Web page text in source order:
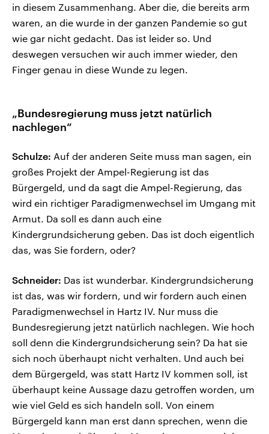
in diesem Zusammenhang. Aber die, die bereits arm
waren, an die wurde in der ganzen Pandemie so gut
wie gar nicht gedacht. Das ist leider so. Und
deswegen versuchen wir auch immer wieder, den
Finger genau in diese Wunde zu legen.
„Bundesregierung muss jetzt natürlich
nachlegen“
Schulze: Auf der anderen Seite muss man sagen, ein
großes Projekt der Ampel-Regierung ist das
Bürgergeld, und da sagt die Ampel-Regierung, das
wird ein richtiger Paradigmenwechsel im Umgang mit
Armut. Da soll es dann auch eine
Kindergrundsicherung geben. Das ist doch eigentlich
das, was Sie fordern, oder?
Schneider: Das ist wunderbar. Kindergrundsicherung
ist das, was wir fordern, und wir fordern auch einen
Paradigmenwechsel in Hartz IV. Nur muss die
Bundesregierung jetzt natürlich nachlegen. Wie hoch
soll denn die Kindergrundsicherung sein? Da hat sie
sich noch überhaupt nicht verhalten. Und auch bei
dem Bürgergeld, was statt Hartz IV kommen soll, ist
überhaupt keine Aussage dazu getroffen worden, um
wie viel Geld es sich handeln soll. Von einem
Bürgergeld kann man erst dann sprechen, wenn die